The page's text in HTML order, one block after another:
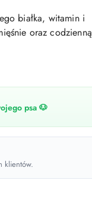
białka, witamin i
oraz codzienną
psa 🐶
klientów.